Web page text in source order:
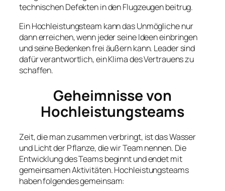
technischen Defekten in den Flugzeugen beitrug.
Ein Hochleistungsteam kann das Unmögliche nur
dann erreichen, wenn jeder seine Ideen einbringen
und seine Bedenken frei äußern kann. Leader sind
dafür verantwortlich, ein Klima des Vertrauens zu
schaffen.
Geheimnisse von
Hochleistungsteams
Zeit, die man zusammen verbringt, ist das Wasser
und Licht der Pflanze, die wir Team nennen. Die
Entwicklung des Teams beginnt und endet mit
gemeinsamen Aktivitäten. Hochleistungsteams
haben folgendes gemeinsam: